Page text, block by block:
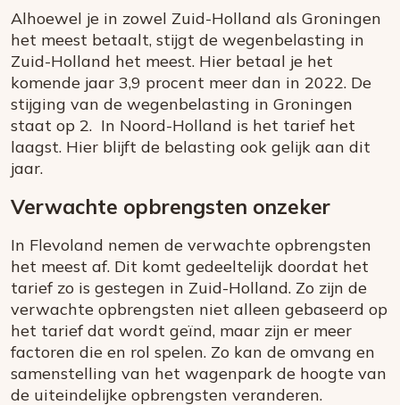
Alhoewel je in zowel Zuid-Holland als Groningen
het meest betaalt, stijgt de wegenbelasting in
Zuid-Holland het meest. Hier betaal je het
komende jaar 3,9 procent meer dan in 2022. De
stijging van de wegenbelasting in Groningen
staat op 2. In Noord-Holland is het tarief het
laagst. Hier blijft de belasting ook gelijk aan dit
jaar.
Verwachte opbrengsten onzeker
In Flevoland nemen de verwachte opbrengsten
het meest af. Dit komt gedeeltelijk doordat het
tarief zo is gestegen in Zuid-Holland. Zo zijn de
verwachte opbrengsten niet alleen gebaseerd op
het tarief dat wordt geïnd, maar zijn er meer
factoren die en rol spelen. Zo kan de omvang en
samenstelling van het wagenpark de hoogte van
de uiteindelijke opbrengsten veranderen.